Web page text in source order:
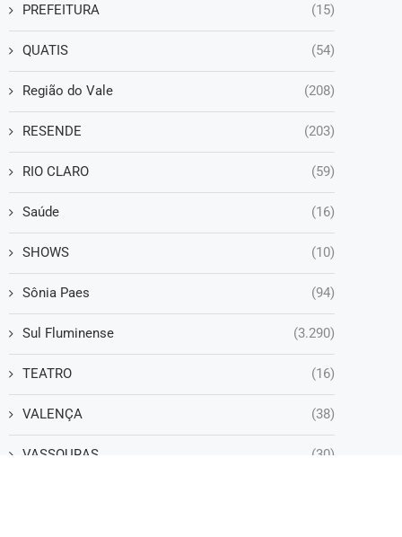
PREFEITURA (15)
QUATIS (54)
Região do Vale (208)
RESENDE (203)
RIO CLARO (59)
Saúde (16)
SHOWS (10)
Sônia Paes (94)
Sul Fluminense (3.290)
TEATRO (16)
VALENÇA (38)
VASSOURAS (30)